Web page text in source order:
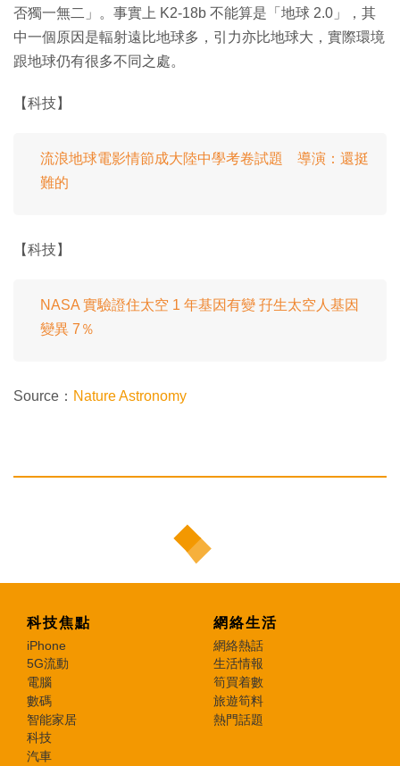
否獨一無二」。事實上 K2-18b 不能算是「地球 2.0」，其
中一個原因是輻射遠比地球多，引力亦比地球大，實際環境
跟地球仍有很多不同之處。
【科技】
流浪地球電影情節成大陸中學考卷試題 導演：還挺
難的
【科技】
NASA 實驗證住太空 1 年基因有變 孖生太空人基因
變異 7％
Source： Nature Astronomy
科技焦點
iPhone
5G流動
電腦
數碼
智能家居
科技
汽車
網絡生活
網絡熱話
生活情報
筍買着數
旅遊筍料
熱門話題